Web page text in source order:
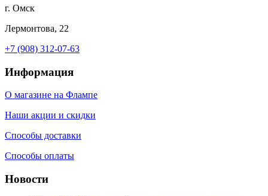
г. Омск
Лермонтова, 22
+7 (908) 312-07-63
Информация
О магазине на Флампе
Наши акции и скидки
Способы доставки
Способы оплаты
Новости